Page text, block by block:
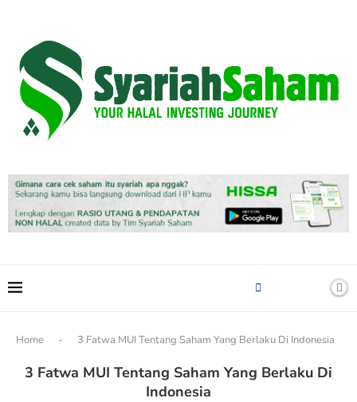
Home - 3 Fatwa MUI Tentang Saham Yang Berlaku Di Indonesia
3 Fatwa MUI Tentang Saham Yang Berlaku Di
Indonesia